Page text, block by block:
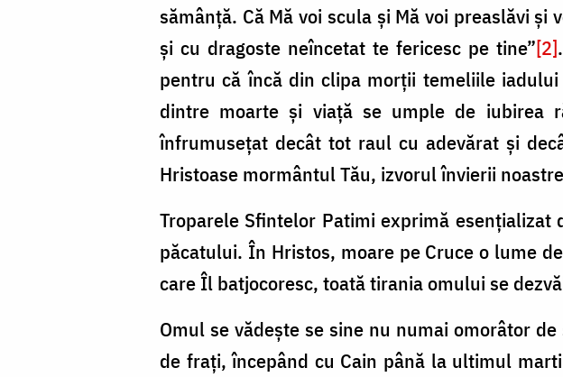
sămânţă. Că Mă voi scula şi Mă voi preaslăvi
şi cu dragoste neîncetat te fericesc pe tine”[2]
pentru că încă din clipa morţii temeliile
dintre moarte şi viaţă se umple de iubirea
înfrumuseţat decât tot raul cu adevărat şi
Hristoase mormântul Tău, izvorul învierii
Troparele Sfintelor Patimi exprimă
păcatului. În Hristos, moare pe Cruce o lume
care Îl batjocoresc, toată tirania omului se
Omul se vădeşte se sine nu numai omorâtor
de fraţi, începând cu Cain până la ultimul